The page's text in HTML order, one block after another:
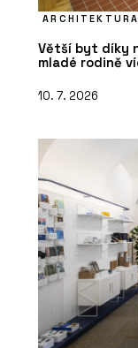
ARCHITEKTURA
Větší byt díky
mladé rodině
10. 7. 2026